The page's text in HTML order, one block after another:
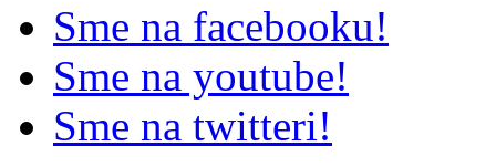
Sme na facebooku!
Sme na youtube!
Sme na twitteri!